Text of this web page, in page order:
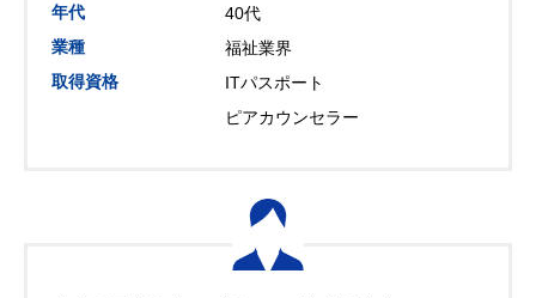
年代
40代
業種
福祉業界
取得資格
ITパスポート
ピアカウンセラー